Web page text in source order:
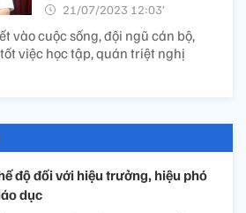
21/07/2023 12:03’
vào cuộc sống, đội ngũ cán bộ,
việc học tập, quán triệt nghị
độ đối với hiệu trưởng, hiệu phó
dục